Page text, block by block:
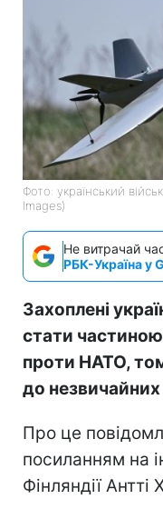
Фото: український
Images)
Не витрачай
РБК-Україна у
Захоплені
стати частиною
проти НАТО,
до незвичайних
Про це
посиланням на
Фінляндії